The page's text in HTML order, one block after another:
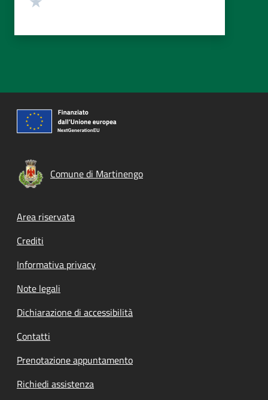
Comune di Martinengo
Footer menu
Area riservata
Crediti
Informativa privacy
Note legali
Dichiarazione di accessibilità
Contatti
Prenotazione appuntamento
Richiedi assistenza